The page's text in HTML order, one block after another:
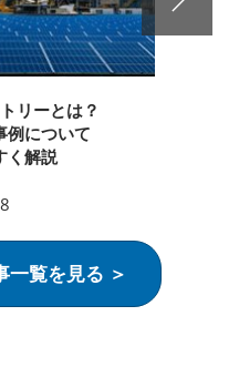
リーとは？
例について
く解説
一覧を見る ＞